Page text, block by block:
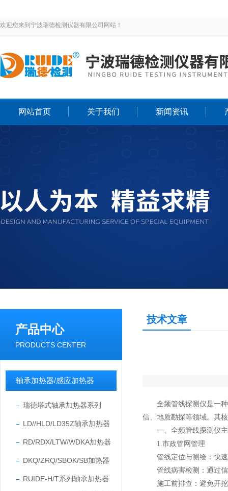
欢迎您来到宁波瑞德检测仪器有限公司网站！
网站首页 关于我们 新闻资讯
产品中心
PRODUCTS CENTER
轴承加热器/感应加热器
瑞德塔式轴承加热器系列
LD//HLD/LD35Z轴承加热器
RD/RDX/LTW/WDKA加热器
DKQ/ZRQ/SBOK/SB加热器
RUIDE-H/T系列轴承加热器
技术文章
全频管线探测仪是一种
信、地质勘探等领域。其
一、 全频管线探测仪
1.市政管网管理
管线定位与测绘：快速
管线病害检测：通过信
施工前排查：避免开挖